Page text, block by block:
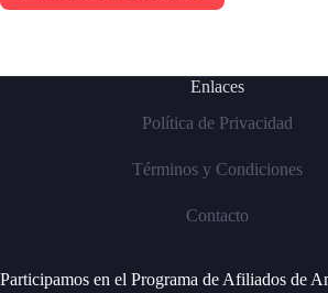
Enlaces
Política de Privacidad
Términos y Condiciones
Contacto
Participamos en el Programa de Afiliados de